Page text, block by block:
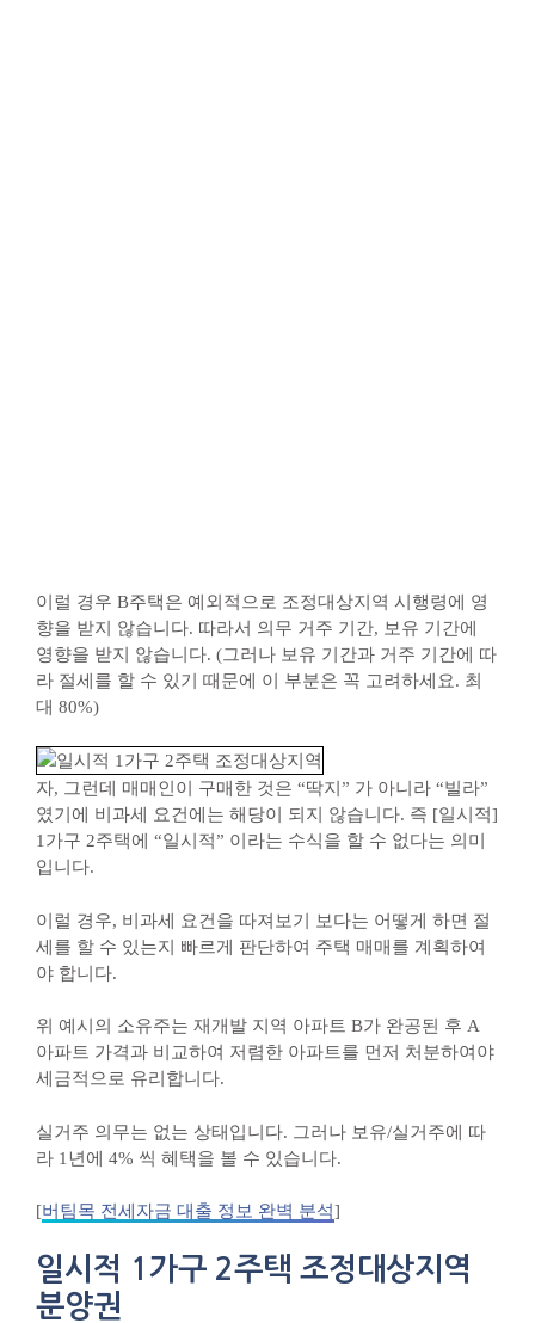
이럴 경우 B주택은 예외적으로 조정대상지역 시행령에 영
향을 받지 않습니다. 따라서 의무 거주 기간, 보유 기간에
영향을 받지 않습니다. (그러나 보유 기간과 거주 기간에 따
라 절세를 할 수 있기 때문에 이 부분은 꼭 고려하세요. 최
대 80%)
자, 그런데 매매인이 구매한 것은 “딱지” 가 아니라 “빌라”
였기에 비과세 요건에는 해당이 되지 않습니다. 즉 [일시적]
1가구 2주택에 “일시적” 이라는 수식을 할 수 없다는 의미
입니다.
이럴 경우, 비과세 요건을 따져보기 보다는 어떻게 하면 절
세를 할 수 있는지 빠르게 판단하여 주택 매매를 계획하여
야 합니다.
위 예시의 소유주는 재개발 지역 아파트 B가 완공된 후 A
아파트 가격과 비교하여 저렴한 아파트를 먼저 처분하여야
세금적으로 유리합니다.
실거주 의무는 없는 상태입니다. 그러나 보유/실거주에 따
라 1년에 4% 씩 혜택을 볼 수 있습니다.
[버팀목 전세자금 대출 정보 완벽 분석]
일시적 1가구 2주택 조정대상지역
분양권